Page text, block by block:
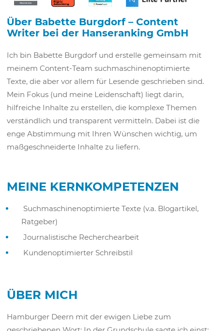
Über Babette Burgdorf – Content
Writer bei der Hanseranking GmbH
Ich bin Babette Burgdorf und erstelle gemeinsam mit
meinem Content-Team suchmaschinenoptimierte
Texte, die aber vor allem für Lesende geschrieben sind.
Mein Fokus (und meine Leidenschaft) liegt darin,
hilfreiche Inhalte zu erstellen, die komplexe Themen
verständlich und transparent vermitteln. Dabei ist die
enge Abstimmung mit Ihren Wünschen wichtig, um
maßgeschneiderte Inhalte zu liefern.
MEINE KERNKOMPETENZEN
Suchmaschinenoptimierte Texte (v.a. Blogartikel,
Ratgeber)
Journalistische Recherchearbeit
Kundenoptimierter Schreibstil
ÜBER MICH
Hamburger Deern mit der ewigen Liebe zum